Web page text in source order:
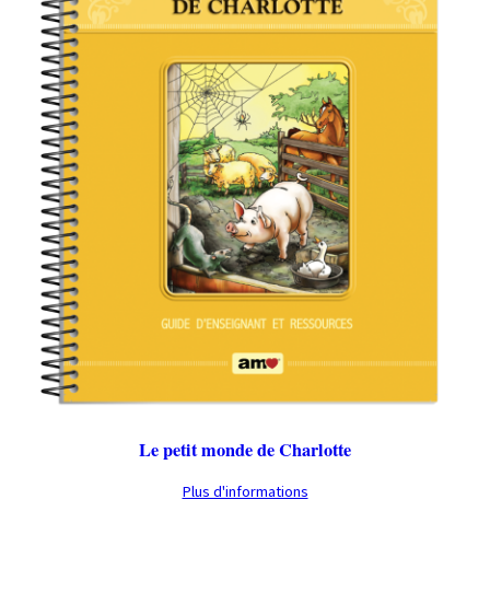
Le petit monde de Charlotte
Plus d'informations